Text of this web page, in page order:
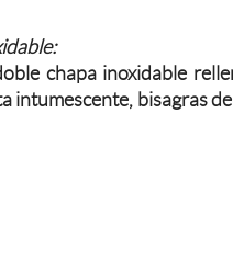
chapa inoxidable
intumescente, bisagras